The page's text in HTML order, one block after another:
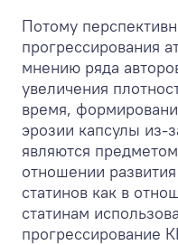
Потому
прогрессирования
мнению ряда
увеличения
время,
эрозии капсулы из-
являются
отношении
статинов как в
статинам
прогрессирование